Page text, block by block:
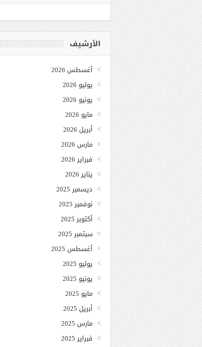
الأرشيف
أغسطس 2026
يوليو 2026
يونيو 2026
مايو 2026
أبريل 2026
مارس 2026
فبراير 2026
يناير 2026
ديسمبر 2025
نوفمبر 2025
أكتوبر 2025
سبتمبر 2025
أغسطس 2025
يوليو 2025
يونيو 2025
مايو 2025
أبريل 2025
مارس 2025
فبراير 2025